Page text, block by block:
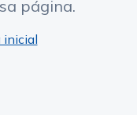
página.
inicial